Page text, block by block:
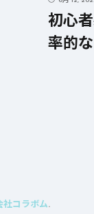
初心
率的
社コラボム.